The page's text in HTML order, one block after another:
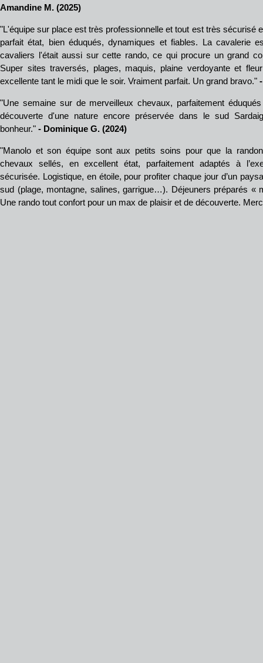
Amandine M. (2025)
"L'équipe sur place est très professionnelle et tout est très sécurisé
parfait état, bien éduqués, dynamiques et fiables. La cavalerie
cavaliers l'était aussi sur cette rando, ce qui procure un grand
Super sites traversés, plages, maquis, plaine verdoyante et
excellente tant le midi que le soir. Vraiment parfait. Un grand bravo."
"Une semaine sur de merveilleux chevaux, parfaitement
découverte d'une nature encore préservée dans le sud
bonheur." - Dominique G. (2024)
"Manolo et son équipe sont aux petits soins pour que la
chevaux sellés, en excellent état, parfaitement adaptés à
sécurisée. Logistique, en étoile, pour profiter chaque jour d’un
sud (plage, montagne, salines, garrigue…). Déjeuners préparés «
Une rando tout confort pour un max de plaisir et de découverte.